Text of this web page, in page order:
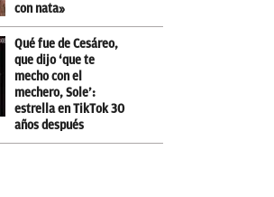
con nata»
Qué fue de Cesáreo,
que dijo ‘que te
mecho con el
mechero, Sole’:
estrella en TikTok 30
años después